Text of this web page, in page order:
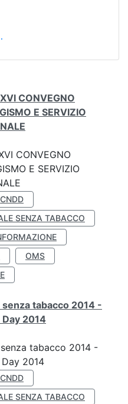
CONVEGNO
E SERVIZIO
CONVEGNO
E SERVIZIO
CNDD
SENZA TABACCO
OMS
tabacco 2014 -
2014
tabacco 2014 -
2014
CNDD
SENZA TABACCO